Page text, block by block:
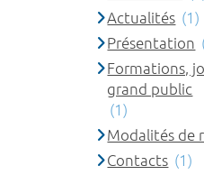
Actualités (1)
Présentation
Formations,
grand public
(1)
Modalités de
Contacts (1)